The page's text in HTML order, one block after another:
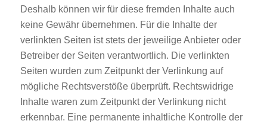
Deshalb können wir für diese fremden Inhalte auch
keine Gewähr übernehmen. Für die Inhalte der
verlinkten Seiten ist stets der jeweilige Anbieter oder
Betreiber der Seiten verantwortlich. Die verlinkten
Seiten wurden zum Zeitpunkt der Verlinkung auf
mögliche Rechtsverstöße überprüft. Rechtswidrige
Inhalte waren zum Zeitpunkt der Verlinkung nicht
erkennbar. Eine permanente inhaltliche Kontrolle der